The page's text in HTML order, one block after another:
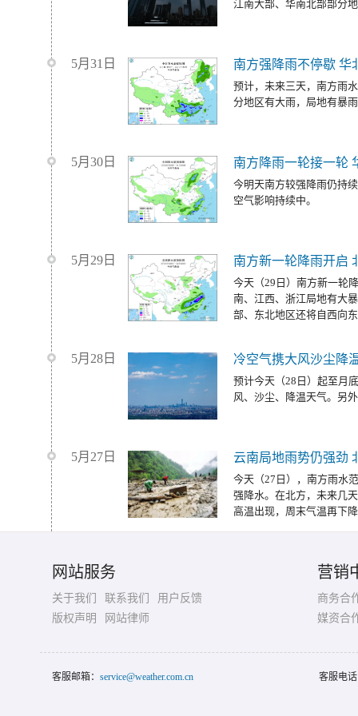
江南大部、华南北部部分
5月31日 南方强降雨不停歇 华
预计，未来三天，南方雨
分地区有大雨，局地有暴
5月30日 南方降雨一轮接一轮
今明天南方较强降雨仍持
空气影响持续中。
5月29日 南方新一轮降雨开启
今天（29日）南方新一轮
南、江西、浙江局地有大
部、东北地区还将自西向
5月28日 冷空气携大风沙尘降
预计今天（28日）起至月
风、沙尘、降温天气。另
5月27日 云南局地雨势仍强劲
今天（27日），南方雨水
强降水。在北方，未来几
高温出现，周末气温再下
网站服务
关于我们 联系我们
用户反馈
版权声明
网站律师
营销
商务合
媒资合
客服邮箱： service@weather.com.cn 客服电